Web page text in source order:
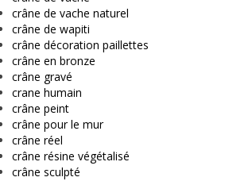
crâne de vache naturel
crâne de wapiti
crâne décoration paillettes
crâne en bronze
crâne gravé
crane humain
crâne peint
crâne pour le mur
crâne réel
crâne résine végétalisé
crâne sculpté